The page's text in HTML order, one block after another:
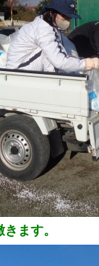
ます。